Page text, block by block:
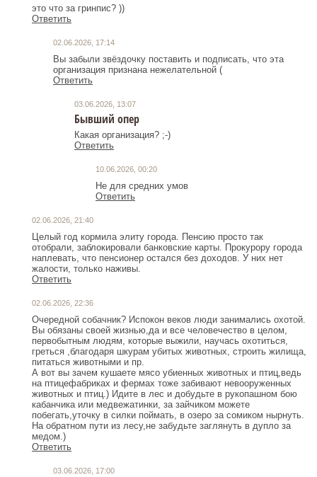
это что за гринпис? ))
Ответить
02.06.2026, 17:14
Вы забыли звёздочку поставить и подписать, что эта
организация признана нежелательной (
Ответить
03.06.2026, 13:07
Бывший опер
Какая организация? ;-)
Ответить
10.06.2026, 00:20
Не для средних умов
Ответить
02.06.2026, 21:40
Целый год кормила элиту города. Пенсию просто так
отобрали, заблокировали банковские карты. Прокурору города
наплевать, что пенсионер остался без доходов. У них нет
жалости, только наживы.
Ответить
02.06.2026, 22:36
Очередной собачник? Испокон веков люди занимались охотой.
Вы обязаны своей жизнью,да и все человечество в целом,
первобытным людям, которые выжили, научась охотиться,
греться ,благодаря шкурам убитых животных, строить жилища,
питаться животными и пр.
А вот вы зачем кушаете мясо убиенных животных и птиц,ведь
на птицефабриках и фермах тоже забивают невооруженных
животных и птиц.) Идите в лес и добудьте в рукопашном бою
кабанчика или медвежатинки, за зайчиком можете
побегать,уточку в силки поймать, в озеро за сомиком нырнуть.
На обратном пути из лесу,не забудьте заглянуть в дупло за
Ответить
03.06.2026, 17:00